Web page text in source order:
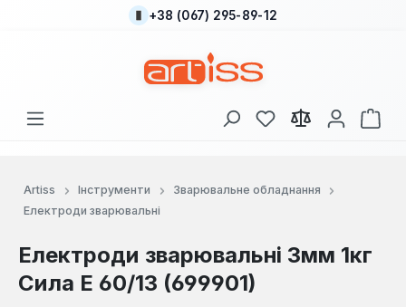
Перейти до основного вмісту
+38 (067) 295-89-12
У вас є 0 у списку
Artiss Інструменти
Зварювальне обладнання
Електроди зварювальні
Електроди зварювальні 3мм 1кг
Сила Е 60/13 (699901)